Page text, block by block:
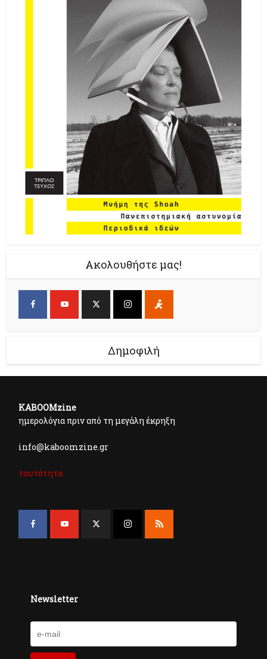
Ακολουθήστε μας!
Δημοφιλή
KABOOMzine
ημερολόγια πριν από τη μεγάλη έκρηξη
info@kaboomzine.gr
ταυτότητα
Newsletter